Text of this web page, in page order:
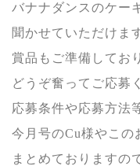
バナナダンスのケー
聞かせていただけま
賞品もご準備してお
どうぞ奮ってご応募
応募条件や応募方法
今月号のCu様やこの
まとめておりますの